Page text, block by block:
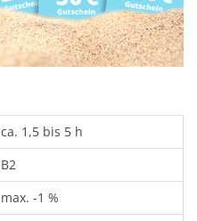
ca. 1,5 bis 5 h
B2
max. -1 %